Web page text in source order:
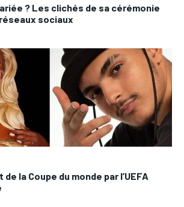
? Les clichés de sa cérémonie
sociaux
la Coupe du monde par l’UEFA